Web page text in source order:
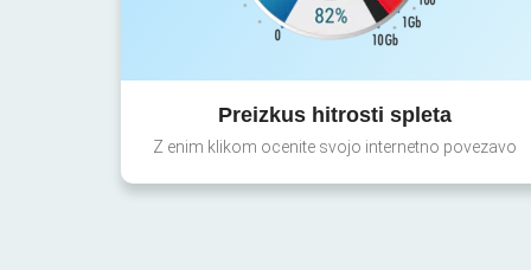
Preizkus hitrosti spleta
Z enim klikom ocenite svojo internetno povezavo